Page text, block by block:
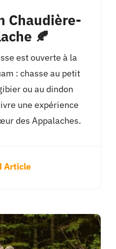
Chaudière-
🍂
est ouverte à la
: chasse au petit
ou au dindon
une expérience
des Appalaches.
Article